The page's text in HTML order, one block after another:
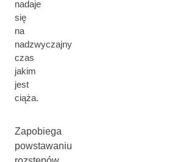
nadaje
się
na
nadzwyczajny
czas
jakim
jest
ciąża.
Zapobiega
powstawaniu